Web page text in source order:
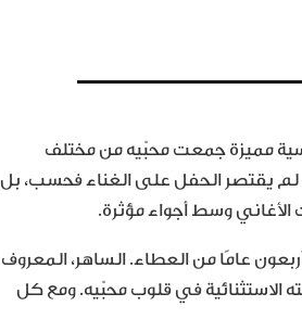
مميزة جمعت محبّيه من مختلف
لم يقتصر الحفل على الغناء فحسب، بل
وسط أجواء مؤثرة.
عامًا من العطاء. الساهر، المعروف
الاستثنائية في قلوب محبّيه. ومع كل